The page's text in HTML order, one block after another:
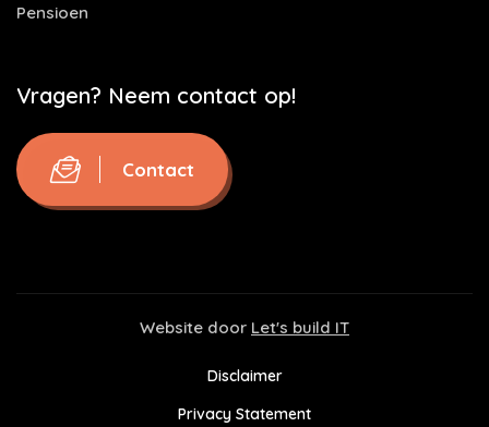
Pensioen
Vragen? Neem contact op!
Contact
Website door Let's build IT
Disclaimer
Privacy Statement